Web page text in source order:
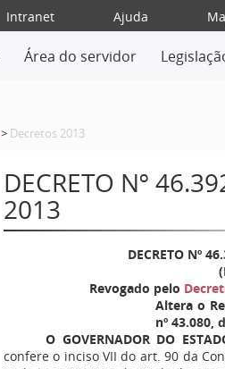
Intranet Ajuda
Área do servidor
> Decretos 2013
DECRETO Nº
2013
DECRETO Nº
Revogado pelo
Altera o
nº 43.080,
O GOVERNADOR DO
confere o inciso VII do art. 90 da